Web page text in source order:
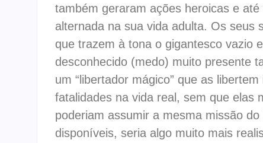
também geraram ações heroicas e
alternada na sua vida adulta. Os seus
que trazem à tona o gigantesco vazio
desconhecido (medo) muito presente
um “libertador mágico” que as
fatalidades na vida real, sem que elas
poderiam assumir a mesma missão
disponíveis, seria algo muito mais